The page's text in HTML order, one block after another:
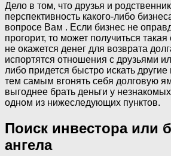
Дело в том, что друзья и
перспективность какого-либо
вопросе Вам . Если бизнес не
прогорит, то может получиться
не окажется денег для возврата
испортятся отношения с друзьями
либо придется быстро искать другие
тем самым вгонять себя долговую
выгоднее брать деньги у
одном из нижеследующих пунктов.
Поиск инвестора или
ангела